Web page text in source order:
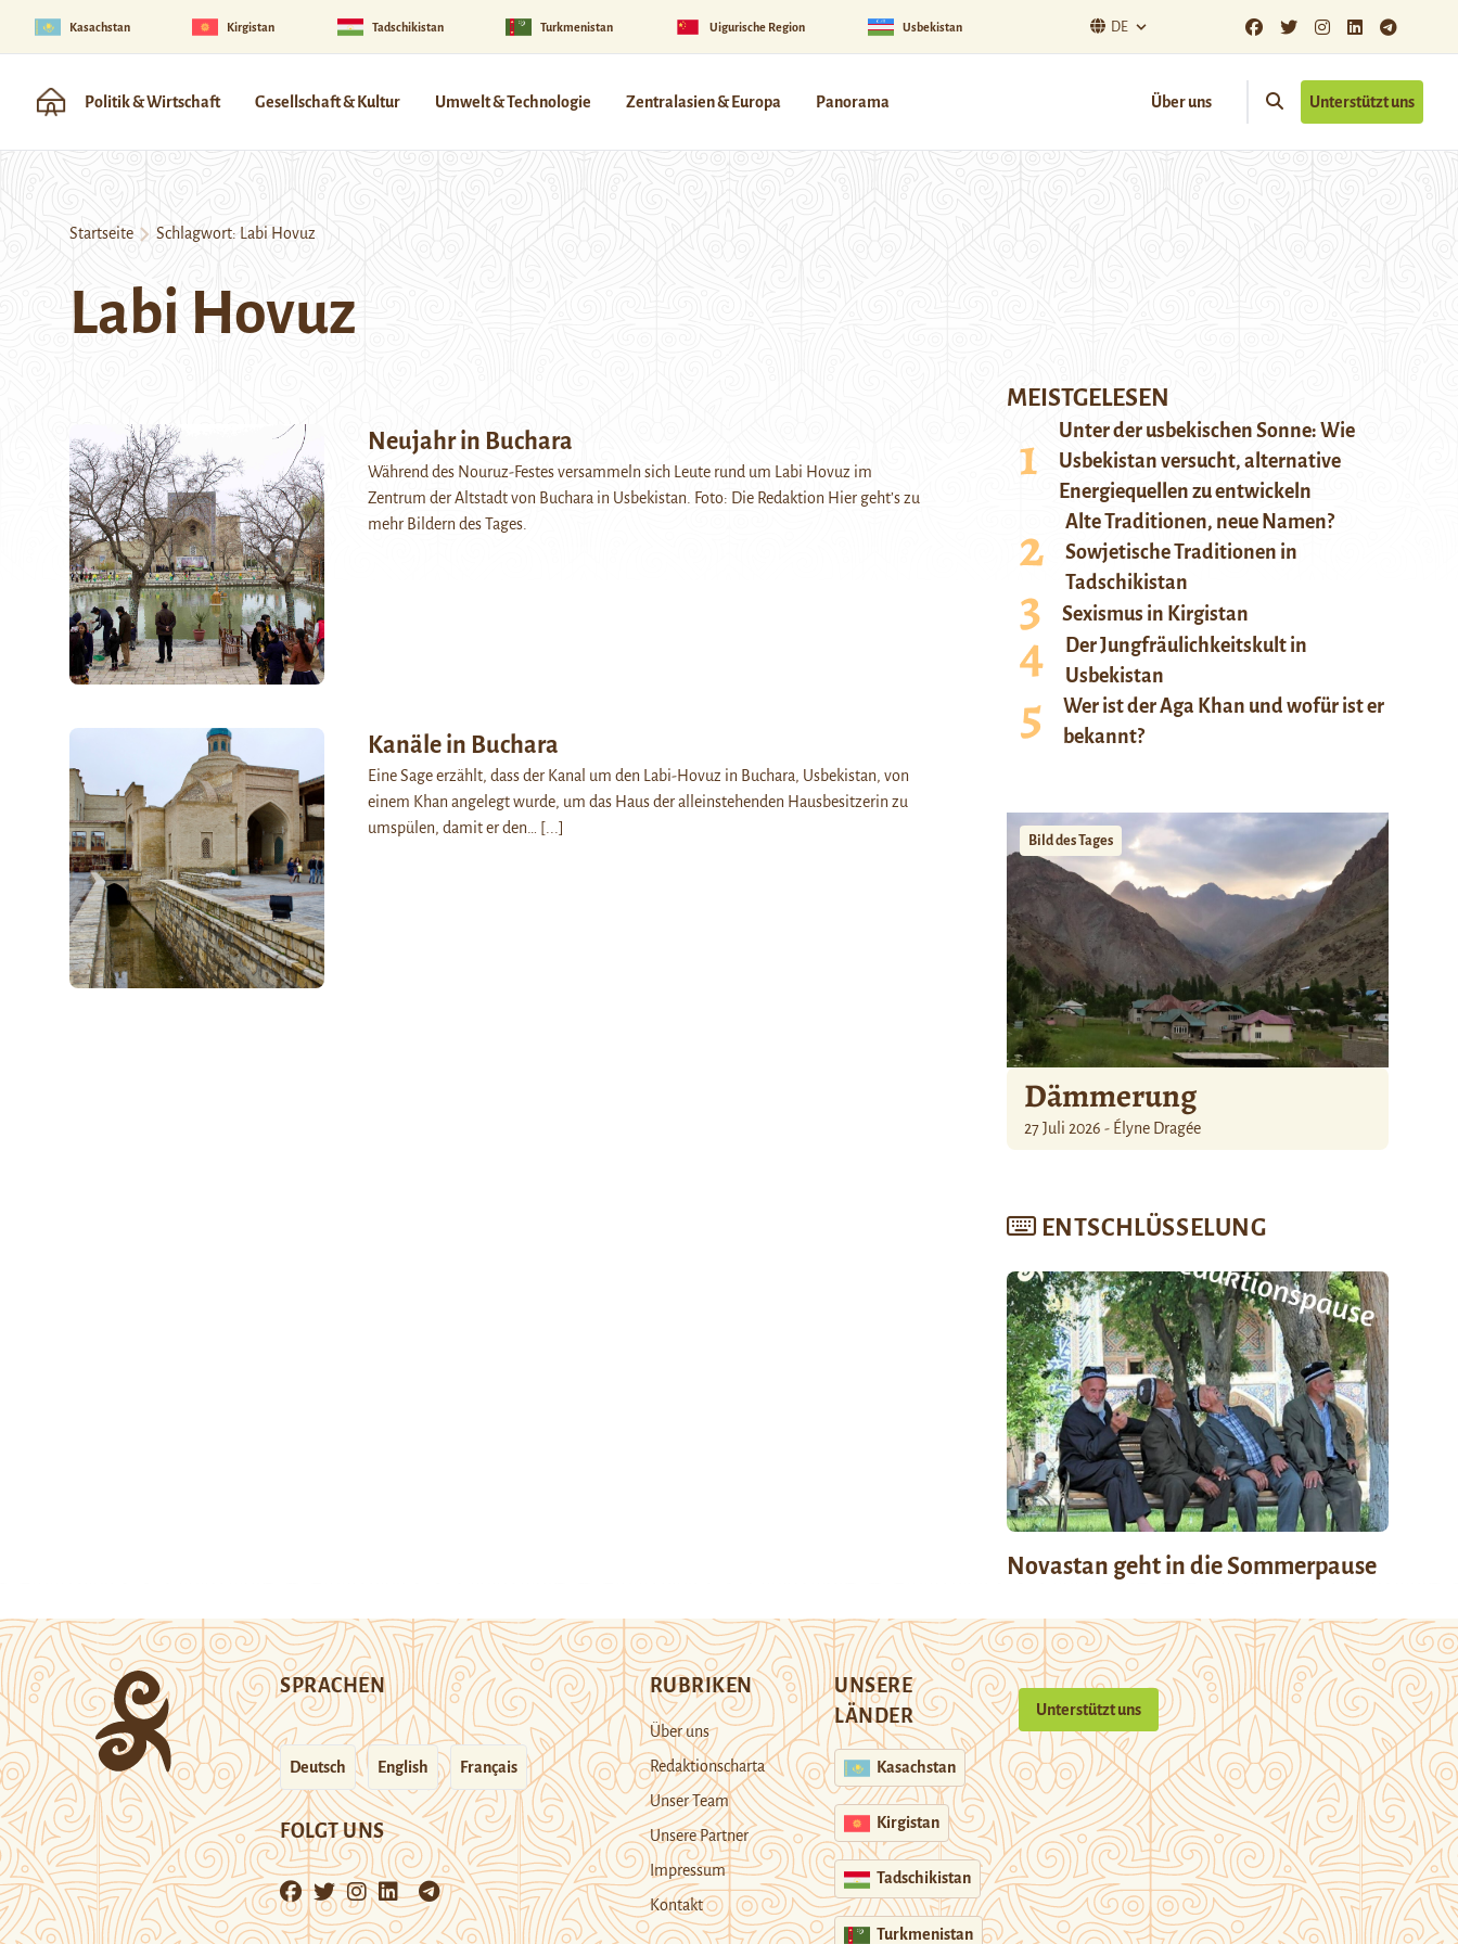
Kasachstan Kirgistan Tadschikistan Turkmenistan Uigurische Region Usbekistan DE
Politik & Wirtschaft Gesellschaft & Kultur Umwelt & Technologie Zentralasien & Europa Panorama Über uns Unterstützt uns
Startseite Schlagwort: Labi Hovuz
Labi Hovuz
Neujahr in Buchara
Während des Nouruz-Festes versammeln sich Leute rund um Labi Hovuz im
Zentrum der Altstadt von Buchara in Usbekistan. Foto: Die Redaktion Hier geht’s zu
mehr Bildern des Tages.
Kanäle in Buchara
Eine Sage erzählt, dass der Kanal um den Labi-Hovuz in Buchara, Usbekistan, von
einem Khan angelegt wurde, um das Haus der alleinstehenden Hausbesitzerin zu
umspülen, damit er den…
[...]
MEISTGELESEN
Unter der usbekischen Sonne: Wie
Usbekistan versucht, alternative
Energiequellen zu entwickeln
Alte Traditionen, neue Namen?
Sowjetische Traditionen in
Tadschikistan
Sexismus in Kirgistan
Der Jungfräulichkeitskult in
Usbekistan
Wer ist der Aga Khan und wofür ist er
bekannt?
Bild des Tages
Dämmerung
27 Juli 2026 - Élyne Dragée
ENTSCHLÜSSELUNG
Novastan geht in die Sommerpause
SPRACHEN
Deutsch English Français
FOLGT UNS
RUBRIKEN
Über uns
Redaktionscharta
Unser Team
Unsere Partner
Impressum
Kontakt
UNSERE
LÄNDER
Kasachstan
Kirgistan
Tadschikistan
Turkmenistan
Unterstützt uns